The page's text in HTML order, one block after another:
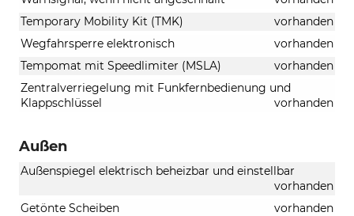
Temporary Mobility Kit (TMK)
vorhanden
Wegfahrsperre elektronisch
vorhanden
Tempomat mit Speedlimiter (MSLA)
vorhanden
Zentralverriegelung mit Funkfernbedienung und
Klappschlüssel
vorhanden
Außen
Außenspiegel elektrisch beheizbar und einstellbar
vorhanden
Getönte Scheiben
vorhanden